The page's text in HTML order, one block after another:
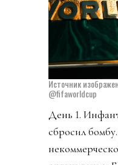
Источник
@fifaworldcup
День 1.
сбросил